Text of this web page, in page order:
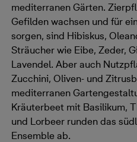
mediterranen Gärten.
Gefilden wachsen und für
sorgen, sind Hibiskus,
Sträucher wie Eibe, Zeder,
Lavendel. Aber auch
Zucchini, Oliven- und
mediterranen
Kräuterbeet mit Basilikum,
und Lorbeer runden das
Ensemble ab.